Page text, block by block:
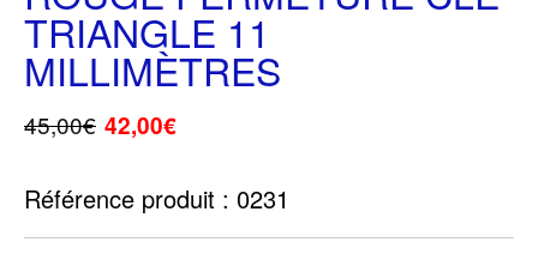
TRIANGLE 11
MILLIMÈTRES
45,00€ 42,00€
Référence produit : 0231